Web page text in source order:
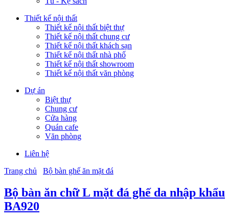
Thiết kế nội thất
Thiết kế nội thất biệt thự
Thiết kế nội thất chung cư
Thiết kế nội thất khách sạn
Thiết kế nội thất nhà phố
Thiết kế nội thất showroom
Thiết kế nội thất văn phòng
Dự án
Biệt thự
Chung cư
Cửa hàng
Quán cafe
Văn phòng
Liên hệ
Trang chủ
Bộ bàn ghế ăn mặt đá
Bộ bàn ăn chữ L mặt đá ghế da nhập khẩu
BA920